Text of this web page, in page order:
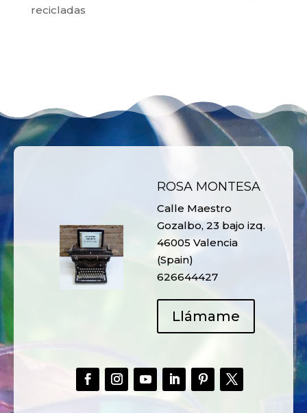
recicladas
ROSA MONTESA
Calle Maestro
Gozalbo, 23 bajo izq.
46005 Valencia
(Spain)
626644427
Llámame